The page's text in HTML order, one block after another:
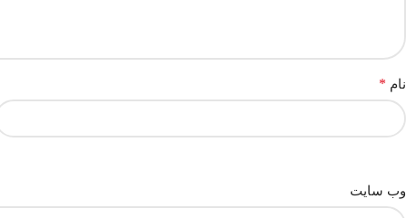
نام *
وب‌ سایت